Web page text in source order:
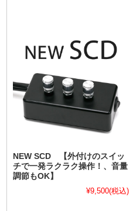
NEW SCD 【外付けのスイッ
チで一発ラクラク操作！、音量
調節もOK】
¥9,500(税込)